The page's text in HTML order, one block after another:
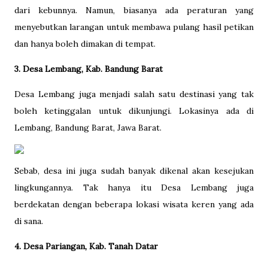
dari kebunnya. Namun, biasanya ada peraturan yang
menyebutkan larangan untuk membawa pulang hasil petikan
dan hanya boleh dimakan di tempat.
3. Desa Lembang, Kab. Bandung Barat
Desa Lembang juga menjadi salah satu destinasi yang tak
boleh ketinggalan untuk dikunjungi. Lokasinya ada di
Lembang, Bandung Barat, Jawa Barat.
Sebab, desa ini juga sudah banyak dikenal akan kesejukan
lingkungannya. Tak hanya itu Desa Lembang juga
berdekatan dengan beberapa lokasi wisata keren yang ada
di sana.
4. Desa Pariangan, Kab. Tanah Datar